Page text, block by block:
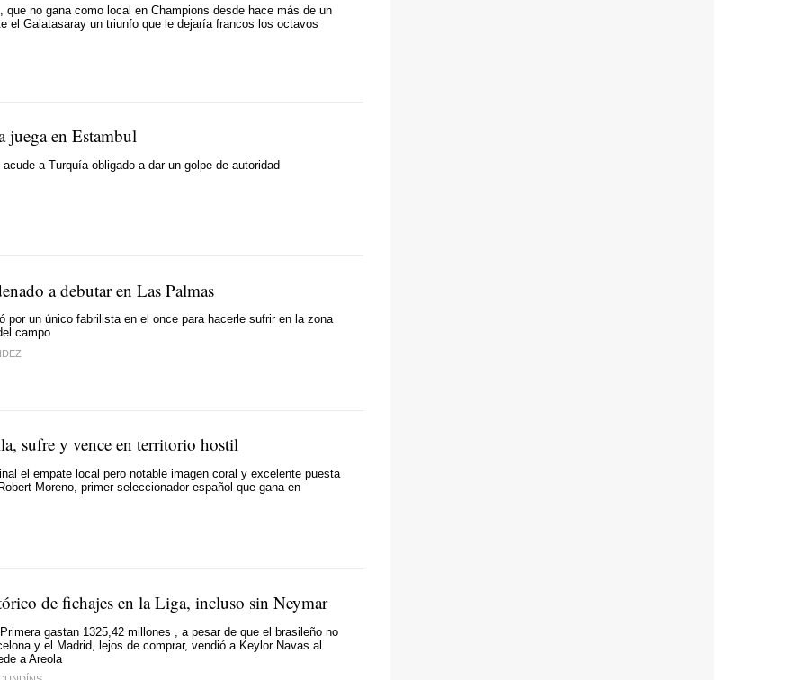
que no gana como local en Champions desde hace más de un
el Galatasaray un triunfo que le dejaría francos los octavos
juega en Estambul
a Turquía obligado a dar un golpe de autoridad
a debutar en Las Palmas
por un único fabrilista en el once para hacerle sufrir en la zona
campo
sufre y vence en territorio hostil
el empate local pero notable imagen coral y excelente puesta
Moreno, primer seleccionador español que gana en
de fichajes en la Liga, incluso sin Neymar
gastan 1325,42 millones , a pesar de que el brasileño no
y el Madrid, lejos de comprar, vendió a Keylor Navas al
a Areola